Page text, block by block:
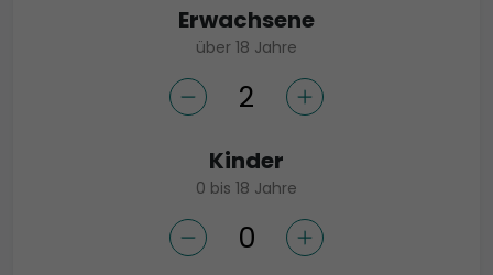
Erwachsene
über 18 Jahre
Kinder
0 bis 18 Jahre